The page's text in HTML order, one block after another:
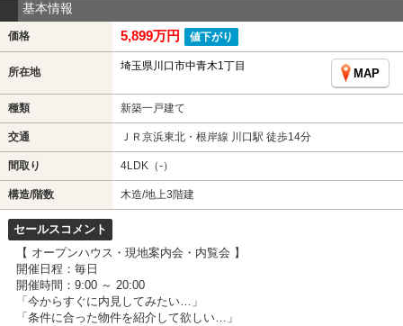
基本情報
価格 5,899万円 値下がり
所在地 埼玉県川口市中青木1丁目
MAP
種類 新築一戸建て
交通 ＪＲ京浜東北・根岸線 川口駅 徒歩14分
間取り 4LDK（-）
構造/階数 木造/地上3階建
セールスコメント
【 オープンハウス・現地案内会・内覧会 】
開催日程：毎日
開催時間：9:00 ～ 20:00
「今からすぐに内見してみたい…」
「条件に合った物件を紹介して欲しい…」